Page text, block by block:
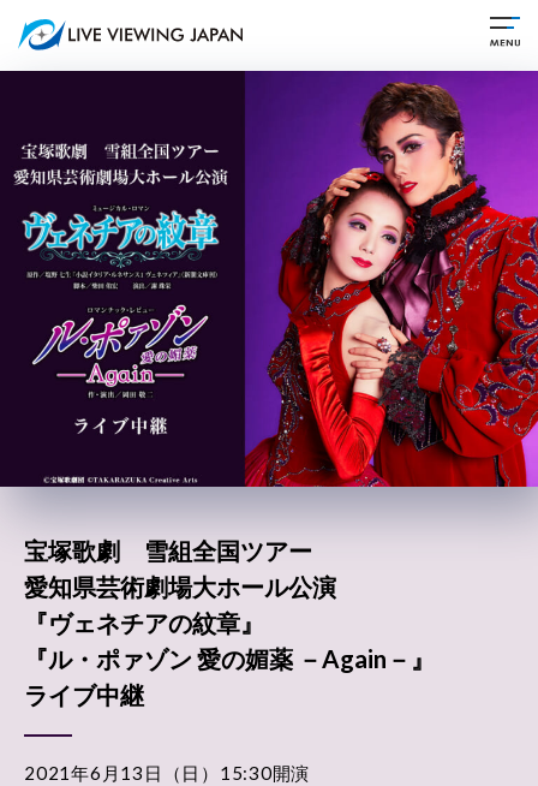
宝塚歌劇 雪組全国ツアー
愛知県芸術劇場大ホール公演
『ヴェネチアの紋章』
『ル・ポァゾン 愛の媚薬 －Again－』
ライブ中継
2021年6月13日（日）15:30開演